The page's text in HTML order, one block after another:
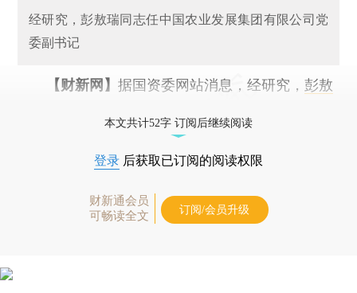
经研究，彭敖瑞同志任中国农业发展集团有限公司党
委副书记
【财新网】据国资委网站消息，经研究，彭敖
本文共计52字 订阅后继续阅读
登录 后获取已订阅的阅读权限
财新通会员
可畅读全文
订阅/会员升级